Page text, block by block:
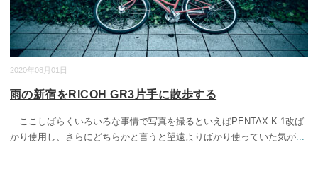
2020年08月01日
雨の新宿をRICOH GR3片手に散歩する
ここしばらくいろいろな事情で写真を撮るといえばPENTAX K-1改ば
かり使用し、さらにどちらかと言うと望遠よりばかり使っていた気が...